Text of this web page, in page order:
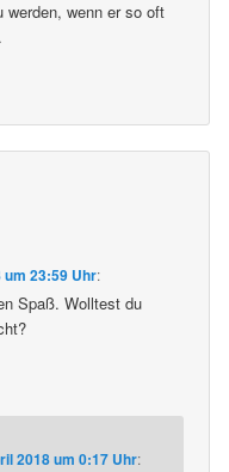
wenn er so oft
um 23:59 Uhr:
Spaß. Wolltest du
2018 um 0:17 Uhr: